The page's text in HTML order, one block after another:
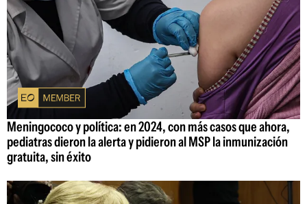
Meningococo y política: en 2024, con más casos que ahora,
pediatras dieron la alerta y pidieron al MSP la inmunización
gratuita, sin éxito